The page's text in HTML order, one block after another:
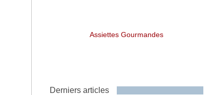
Assiettes Gourmandes
Derniers articles